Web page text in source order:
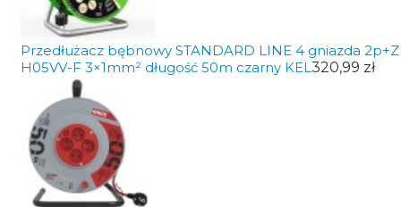
Przedłużacz bębnowy STANDARD LINE 4 gniazda 2p+Z
H05VV-F 3×1mm² długość 50m czarny KEL320,99 zł